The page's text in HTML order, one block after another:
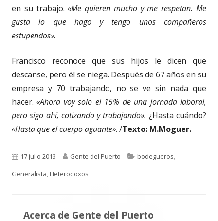
en su trabajo.«Me quieren mucho y me respetan. Me
gusta lo que hago y tengo unos compañeros
estupendos».
Francisco reconoce que sus hijos le dicen que
descanse, pero él se niega. Después de 67 años en su
empresa y 70 trabajando, no se ve sin nada que
hacer.«Ahora voy solo el 15% de una jornada laboral,
pero sigo ahí, cotizando y trabajando». ¿Hasta cuándo?
«Hasta que el cuerpo aguante». /Texto: M.Moguer.
Publicado
el
17 julio 2013 Autor
Gente del Puerto Categorías
bodegueros,
Generalista,Heterodoxos
Acerca de Gente del Puerto